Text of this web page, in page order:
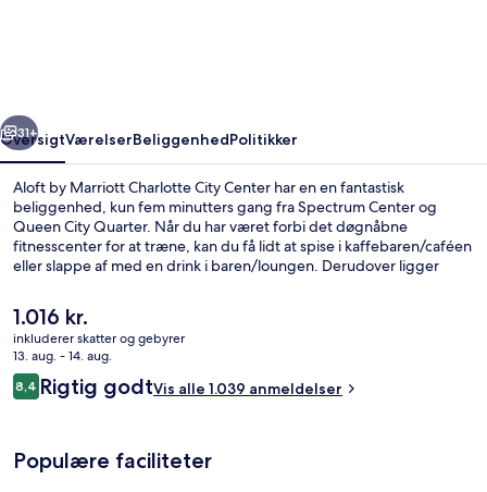
Næste
31+
OversigtVærelserBeliggenhedPolitikker
Aloft by Marriott Charlotte City Center har en en fantastisk
beliggenhed, kun fem minutters gang fra Spectrum Center og
Queen City Quarter. Når du har været forbi det døgnåbne
fitnesscenter for at træne, kan du få lidt at spise i kaffebaren/caféen
eller slappe af med en drink i baren/loungen. Derudover ligger
minutters gang væk. Rejsende har kun godt at sige om stedets
hjælpsomme personale og beliggenhed. Offentlig transport ligger
kun en kort gåtur væk: Charlotte Transportation Center Station
ligger 3 minutter væk og Tryon Street Station ligger 4 minutter
derfra.
Den
nuværende
pris
er
1.016 kr.
1.016 kr.
inkluderer skatter og gebyrer
13. aug. - 14. aug.
Anmeldelser
8,48,4 ud af 10.
Rigtig godtVis alle 1.039 anmeldelser
Populære faciliteter